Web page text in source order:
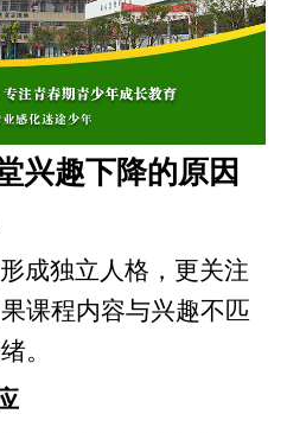
兴趣下降的原因
成独立人格，更关注
课程内容与兴趣不匹
。